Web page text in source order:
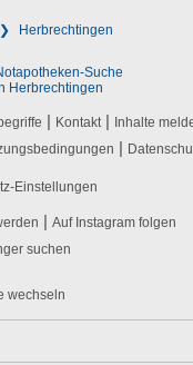
Herbrechtingen
Suche
Herbrechtingen
| Kontakt | Inhalte
|
Einstellungen
| Auf Instagram folgen
suchen
wechseln